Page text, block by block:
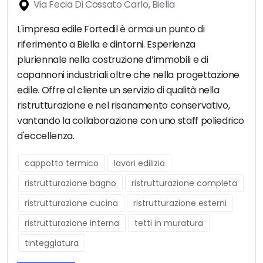
Via Fecia Di Cossato Carlo, Biella
L'impresa edile Fortedil è ormai un punto di
riferimento a Biella e dintorni. Esperienza
pluriennale nella costruzione d’immobili e di
capannoni industriali oltre che nella progettazione
edile. Offre al cliente un servizio di qualità nella
ristrutturazione e nel risanamento conservativo,
vantando la collaborazione con uno staff poliedrico
d'eccellenza.
cappotto termico
lavori edilizia
ristrutturazione bagno
ristrutturazione completa
ristrutturazione cucina
ristrutturazione esterni
ristrutturazione interna
tetti in muratura
tinteggiatura